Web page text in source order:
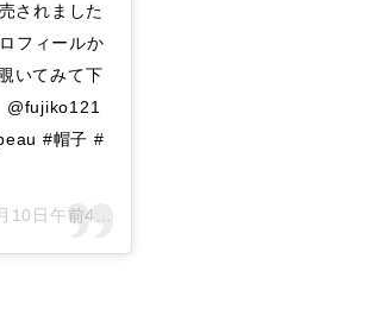
されました
フィールか
いてみて下
@fujiko121
#帽子 #
前4時05分PDT